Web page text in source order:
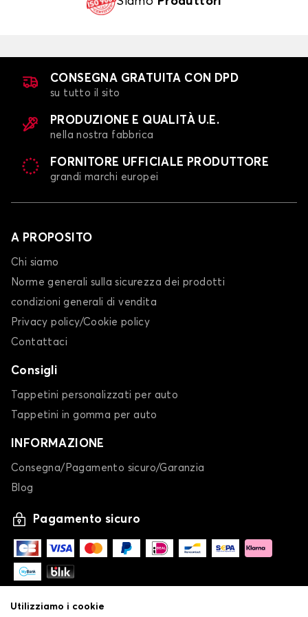
CONSEGNA GRATUITA CON DPD
su tutto il sito
PRODUZIONE E QUALITÀ U.E.
nella nostra fabbrica
FORNITORE UFFICIALE PRODUTTORE
grandi marchi europei
A PROPOSITO
Chi siamo
Norme generali sulla sicurezza dei prodotti
condizioni generali di vendita
Privacy policy/Cookie policy
Contattaci
Consigli
Tappetini personalizzati per auto
Tappetini in gomma per auto
INFORMAZIONE
Consegna/Pagamento sicuro/Garanzia
Blog
Pagamento sicuro
Utilizziamo i cookie